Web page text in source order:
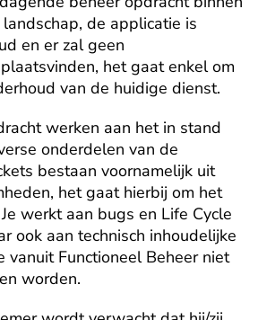
de applicatie is
en er zal geen
het gaat enkel om
van de huidige dienst.
werken aan het in stand
onderdelen van de
bestaan voornamelijk uit
het gaat hierbij om het
werkt aan bugs en Life Cycle
ook aan technisch inhoudelijke
vanuit Functioneel Beheer niet
worden.